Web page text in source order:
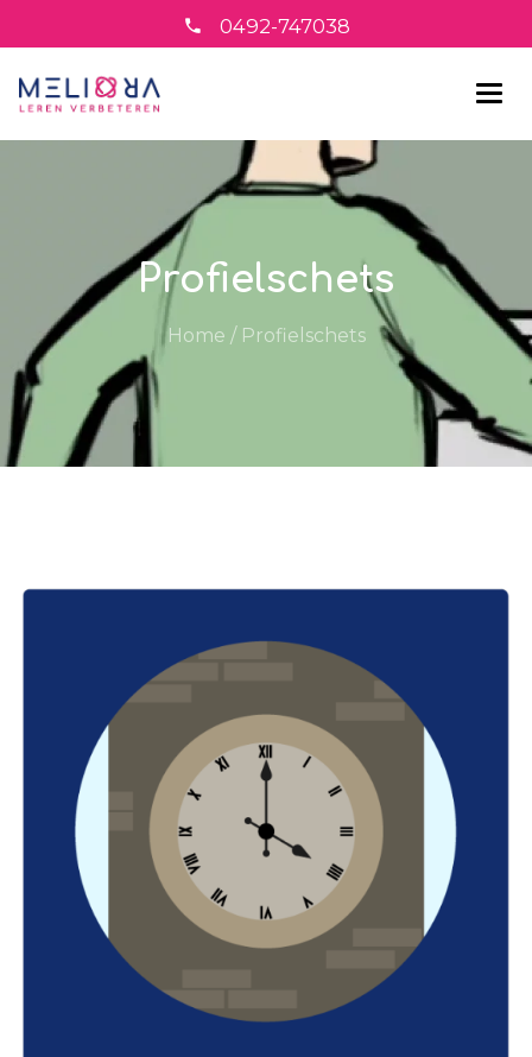
0492-747038
Profielschets
Home / Profielschets